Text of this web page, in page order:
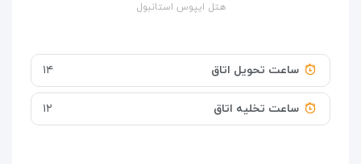
هتل ایپوس استانبول
ساعت تحویل اتاق ۱۴
ساعت تخلیه اتاق ۱۲